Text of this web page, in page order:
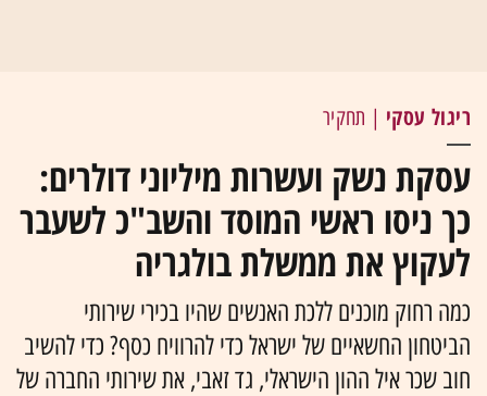
ריגול עסקי | תחקיר
עסקת נשק ועשרות מיליוני דולרים:
כך ניסו ראשי המוסד והשב"כ לשעבר
לעקוץ את ממשלת בולגריה
כמה רחוק מוכנים ללכת האנשים שהיו בכירי שירותי
הביטחון החשאיים של ישראל כדי להרוויח כסף? כדי להשיב
חוב שכר איל ההון הישראלי, גד זאבי, את שירותי החברה של